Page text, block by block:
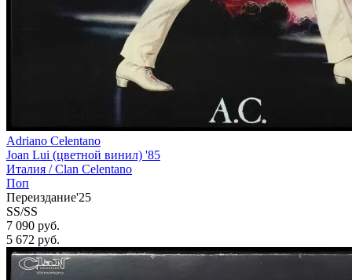
Adriano Celentano
Joan Lui (цветной винил) '85
Италия /Clan Celentano
Поп
Переиздание'25
SS/SS
7 090 руб.
5 672 руб.